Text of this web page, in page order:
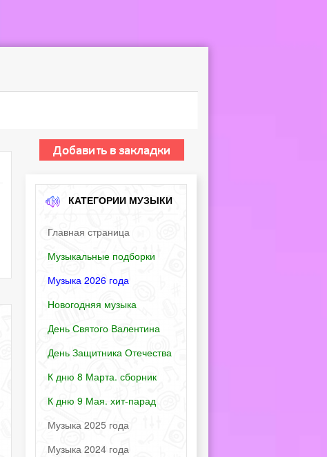
КАТЕГОРИИ МУЗЫКИ
Главная страница
Музыкальные подборки
Музыка 2026 года
Новогодняя музыка
День Святого Валентина
День Защитника Отечества
К дню 8 Марта. сборник
К дню 9 Мая. хит-парад
Музыка 2025 года
Музыка 2024 года